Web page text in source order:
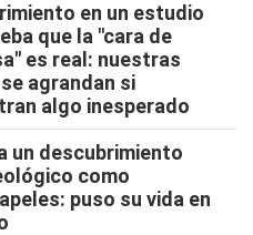
en un estudio
que la "cara de
es real: nuestras
agrandan si
algo inesperado
un descubrimiento
como
puso su vida en